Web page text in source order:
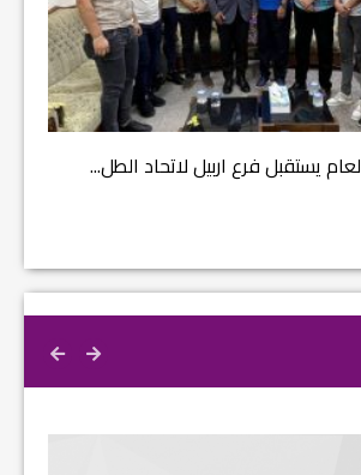
يستقبل فرع اربيل لاتحاد الطل...